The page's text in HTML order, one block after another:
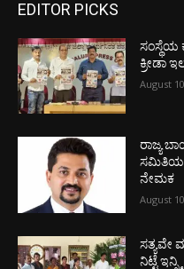
EDITOR PICKS
ಸಂಸ್ಥೆಯ
ಕ್ರೀಡಾ
August
ರಾಜ್ಯ
ಸಮಿತಿಯ
ನೇಮಕ
August
ಸತ್ಯವೇ
ನಿಟ್ಟೆ